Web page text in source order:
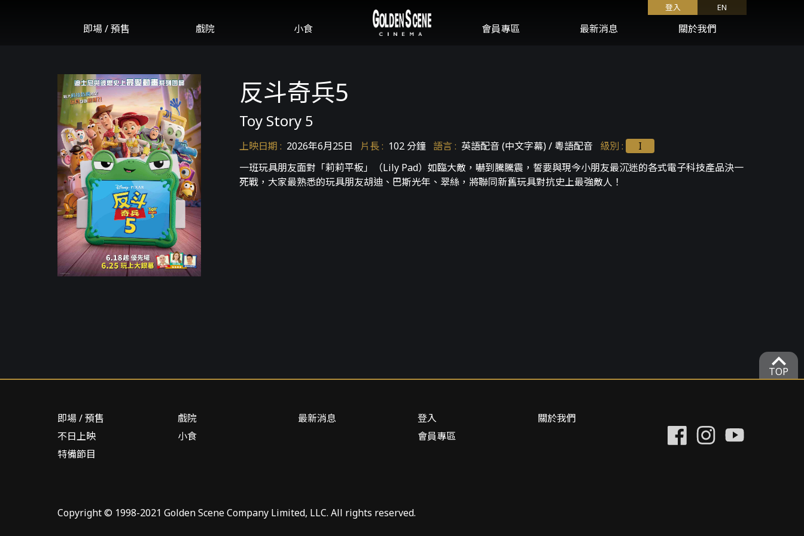
即場 / 預售 戲院 小食 會員專區 最新消息 關於我們
登入 EN
反斗奇兵5
Toy Story 5
上映日期 : 2026年6月25日 片長: 102 分鐘 語言: 英語配音 (中文字幕) / 粵語配音 級別 :
I
一班玩具朋友面對「莉莉平板」（Lily Pad）如臨大敵，嚇到騰騰震，誓要與現今小朋友最沉迷的各式電子科技產品決一
死戰，大家最熟悉的玩具朋友胡迪、巴斯光年、翠絲，將聯同新舊玩具對抗史上最強敵人！
expand_more
TOP
即場 / 預售
不日上映
特備節目
戲院
小食
最新消息
登入
會員專區
關於我們
Copyright © 1998-2021 Golden Scene Company Limited, LLC. All rights reserved.